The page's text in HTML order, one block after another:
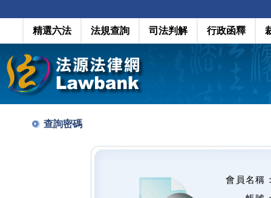
精選六法 法規查詢 司法判解 行政函釋
查詢密碼
會員名稱